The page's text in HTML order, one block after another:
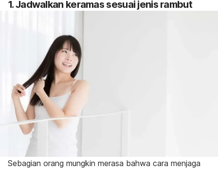
1. Jadwalkan keramas sesuai jenis rambut
Sebagian orang mungkin merasa bahwa cara menjaga